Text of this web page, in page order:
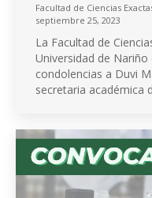
Facultad de Ciencias
septiembre 25, 2023
La Facultad de
Universidad de
condolencias a Duvi
secretaria académica